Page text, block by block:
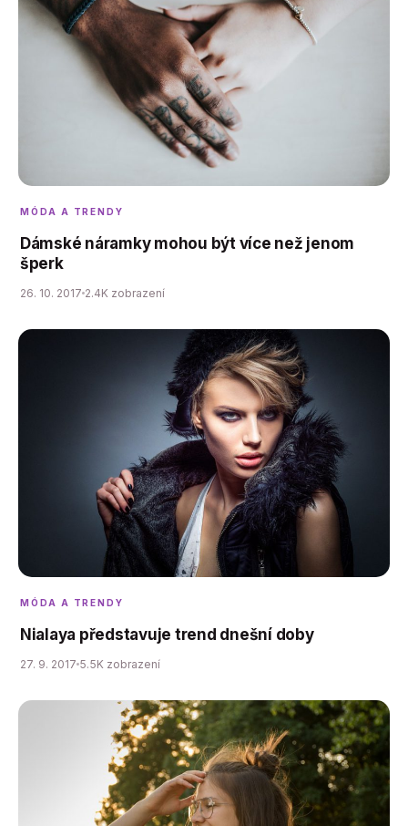
MÓDA A TRENDY
Dámské náramky mohou být více než jenom
šperk
26. 10. 2017 2.4K zobrazení
MÓDA A TRENDY
Nialaya představuje trend dnešní doby
27. 9. 2017 5.5K zobrazení